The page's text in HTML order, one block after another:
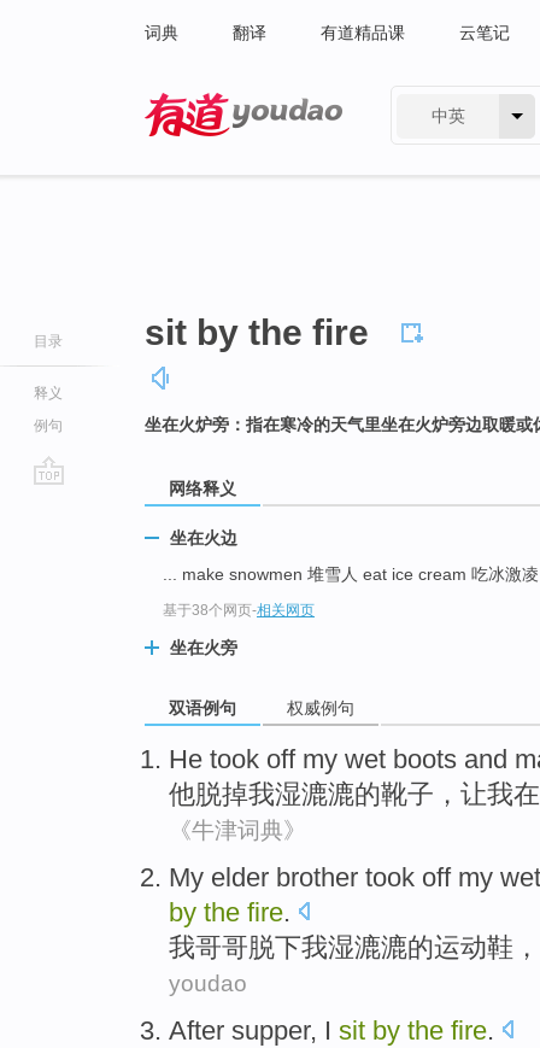
词典 翻译 有道精品课 云笔记
中英
目录
释义
例句
sit by the fire
坐在火炉旁：指在寒冷的天气里坐在火炉旁边取暖或
网络释义
坐在火边
... make snowmen 堆雪人 eat ice cream 吃冰激
基于38个网页-相关网页
坐在火旁
双语例句 权威例句
He took off my wet boots and
他脱掉我湿漉漉的靴子 ， 让我在
《牛津词典》
My elder brother took off my
by the fire.
我哥哥脱下我湿漉漉的运动鞋
youdao
After supper, I sit by the fire.